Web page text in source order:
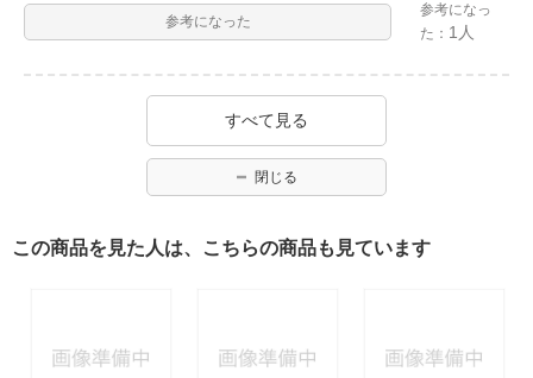
参考になった
参考になっ
た： 1人
すべて見る
閉じる
この商品を見た人は、こちらの商品も見ています